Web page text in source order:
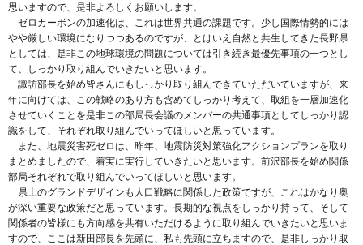
思いますので、是非よろしくお願いします。
ゼロカーボンの加速化は、これは世界共通の課題です。少し国際情勢的には
やや厳しい環境になりつつあるのですが、とはいえ自然と共生してきた長野県
としては、是非この地球環境の問題については引き続き最優先事項の一つとし
て、しっかり取り組んでいきたいと思います。
諏訪部長を始め皆さんにもしっかり取り組んできていただいていますが、来
年に向けては、この戦略のあり方も含めてしっかり考えて、取組を一層加速化
させていくことを是非この部局長会議のメンバーの共通事項としてしっかり認
識をして、それぞれ取り組んでいってほしいと思っています。
また、地震災害死ゼロは、昨年、地震防災対策強化アクションプランを取り
まとめましたので、着実に実行していきたいと思います。前沢部長を始め関係
部局それぞれで取り組んでいってほしいと思います。
県土のグランドデザインも人口戦略に関係した政策ですが、これはかなり奥
が深い重要な政策だと思っています。長期的な視点をしっかり持って、そして
関係者の皆様にも方向感を共有いただけるように取り組んでいきたいと思いま
すので、ここは新田部長を先頭に、私も先頭に立ちますので、是非しっかり取